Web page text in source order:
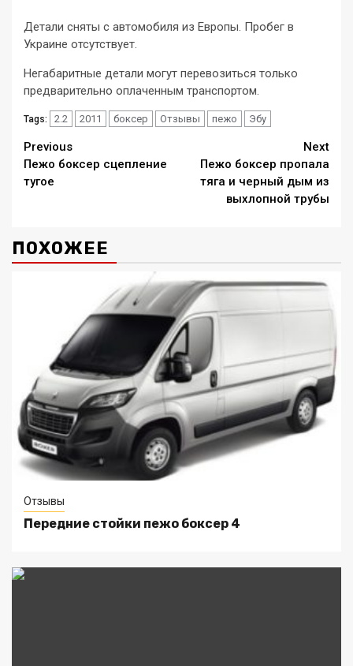
Детали сняты с автомобиля из Европы. Пробег в
Украине отсутствует.
Негабаритные детали могут перевозиться только
предварительно оплаченным транспортом.
Tags: 2.2 2011 боксер Отзывы пежо Эбу
Continue
Reading
Previous
Пежо боксер сцепление
тугое
Next
Пежо боксер пропала
тяга и черный дым из
выхлопной трубы
ПОХОЖЕЕ
Отзывы
Передние стойки пежо боксер 4